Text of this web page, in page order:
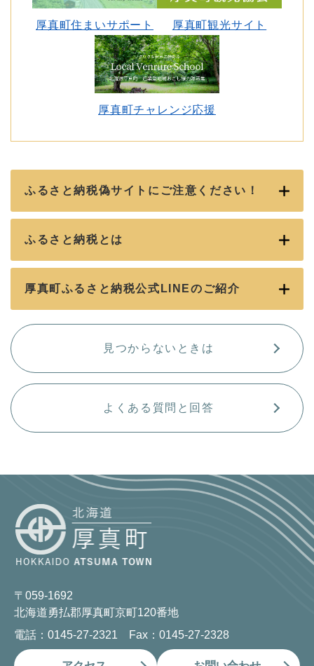
厚真町住まいサポート 厚真町観光サイト
厚真町チャレンジ応援
ふるさと納税偽サイトにご注意ください！
ふるさと納税とは
厚真町ふるさと納税公式LINEのご紹介
見つからないときは
よくある質問と回答
〒059-1692
北海道勇払郡厚真町京町120番地
電話：0145-27-2321 Fax：0145-27-2328